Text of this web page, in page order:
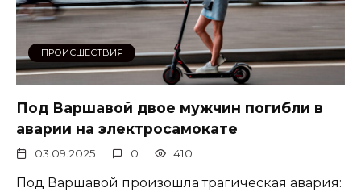
ПРОИСШЕСТВИЯ
Под Варшавой двое мужчин погибли в
аварии на электросамокате
03.09.2025 0 410
Под Варшавой произошла трагическая авария: